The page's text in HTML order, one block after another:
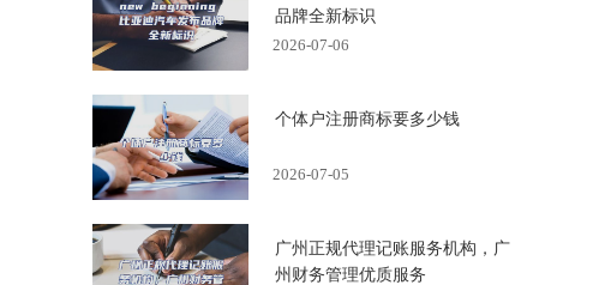
品牌全新标识
2026-07-06
个体户注册商标要多少钱
2026-07-05
广州正规代理记账服务机构，广
州财务管理优质服务